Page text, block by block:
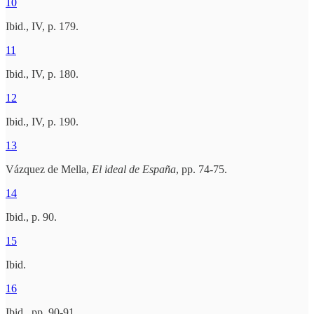
Ibid., IV, p. 179.
11
Ibid., IV, p. 180.
12
Ibid., IV, p. 190.
13
Vázquez de Mella, El ideal de España, pp. 74-75.
14
Ibid., p. 90.
15
Ibid.
16